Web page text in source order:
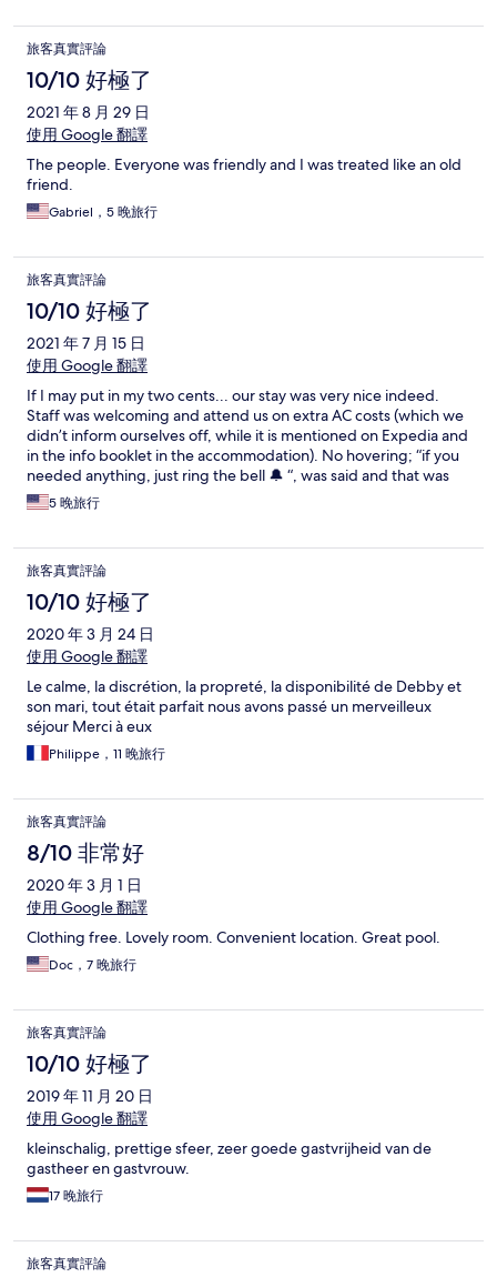
旅客真實評論
10/10 好極了
2021 年 8 月 29 日
使用 Google 翻譯
The people. Everyone was friendly and I was treated like an old
friend.
Gabriel，5 晚旅行
旅客真實評論
10/10 好極了
2021 年 7 月 15 日
使用 Google 翻譯
If I may put in my two cents... our stay was very nice indeed.
Staff was welcoming and attend us on extra AC costs (which we
didn’t inform ourselves off, while it is mentioned on Expedia and
in the info booklet in the accommodation). No hovering; “if you
needed anything, just ring the bell 🔔 “, was said and that was
indeed the case. Would have loved a tour of the property, but
we didn’t ask. I am sure it would have been ok. Pool was big and
but if you like to drive and look around it’s perfect. No visitors
allowed. That’s quiet understandable it being a all natural mini
resort. Debby and Roberto treated us as guests in their own
house, took care of us and answered any questions we may
have had. Planning a trip to go back again soon this year. Thanks
Debby and Roberto for a wonderful time and the care. Met
in the (dressed) common area. Again, thanks Roberto for the
perfect breakfasts d Debby for the wonderful caring service. Te
oro.
5 晚旅行
旅客真實評論
10/10 好極了
2020 年 3 月 24 日
使用 Google 翻譯
Le calme, la discrétion, la propreté, la disponibilité de Debby et
son mari, tout était parfait nous avons passé un merveilleux
séjour Merci à eux
Philippe，11 晚旅行
旅客真實評論
8/10 非常好
2020 年 3 月 1 日
使用 Google 翻譯
Clothing free. Lovely room. Convenient location. Great pool.
Doc，7 晚旅行
旅客真實評論
10/10 好極了
2019 年 11 月 20 日
使用 Google 翻譯
kleinschalig, prettige sfeer, zeer goede gastvrijheid van de
gastheer en gastvrouw.
17 晚旅行
旅客真實評論